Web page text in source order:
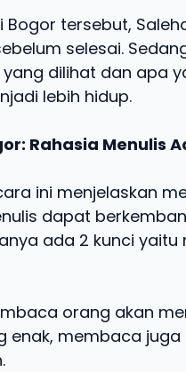
tersebut,
selesai.
dilihat dan apa
lebih hidup.
Rahasia Menulis
ini menjelaskan
dapat
ada 2 kunci
orang akan
membaca juga